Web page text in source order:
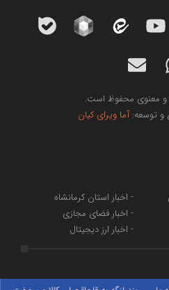
و معنوی محفوظ است.
آما ویرای کیان
- اخبار استان کرمانشاه
- اخبار فضای مجازی
- اخبار ارز دیجیتال